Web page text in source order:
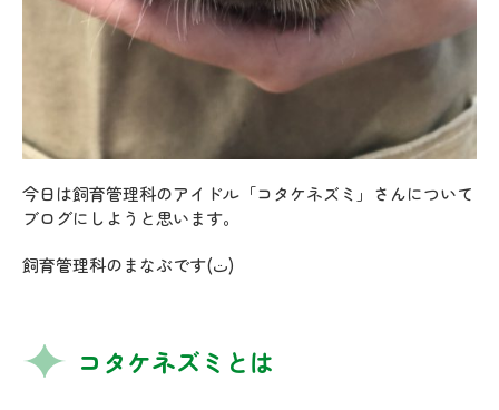
今日は飼育管理科のアイドル「コタケネズミ」さんについて
ブログにしようと思います。
飼育管理科のまなぶです(ت)
コタケネズミとは